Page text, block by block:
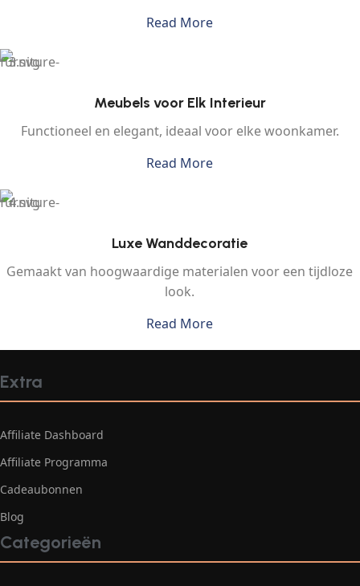
Read More
Meubels voor Elk Interieur
Functioneel en elegant, ideaal voor elke woonkamer.
Read More
Luxe Wanddecoratie
Gemaakt van hoogwaardige materialen voor een tijdloze
look.
Read More
Extra
Affiliate Dashboard
Affiliate Programma
Cadeaubonnen
Blog
Categorieën